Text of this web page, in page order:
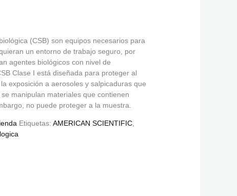
(CSB) son equipos necesarios para
un entorno de trabajo seguro, por
agentes biológicos con nivel de
Clase I está diseñada para proteger al
exposición a aerosoles y salpicaduras que
manipulan materiales que contienen
no puede proteger a la muestra.
Etiquetas: AMERICAN SCIENTIFIC,